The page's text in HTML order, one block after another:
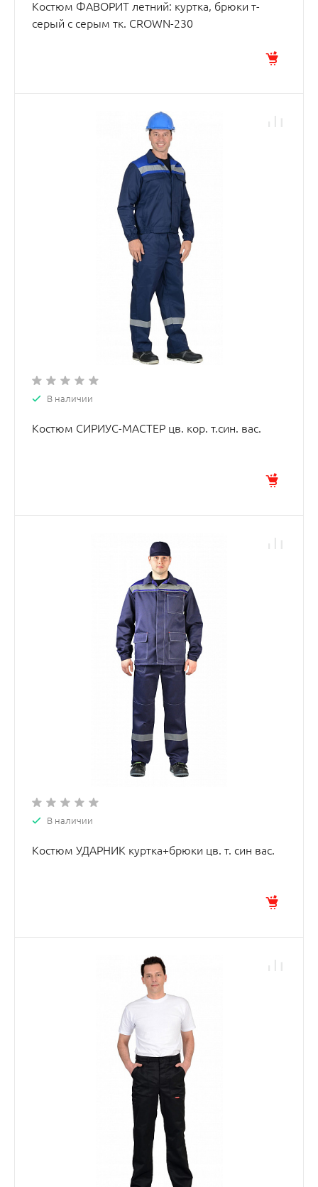
Костюм ФАВОРИТ летний: куртка, брюки т-
серый с серым тк. CROWN-230
В наличии
Костюм СИРИУС-МАСТЕР цв. кор. т.син. вас.
В наличии
Костюм УДАРНИК куртка+брюки цв. т. син вас.